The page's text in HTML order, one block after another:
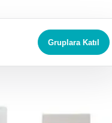
Gruplara Katıl